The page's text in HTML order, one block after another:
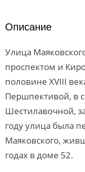
Описание
Улица
проспектом и
половине XVIII
Першпективой, в
Шестилавочной,
году улица была
Маяковского,
годах в доме 52.